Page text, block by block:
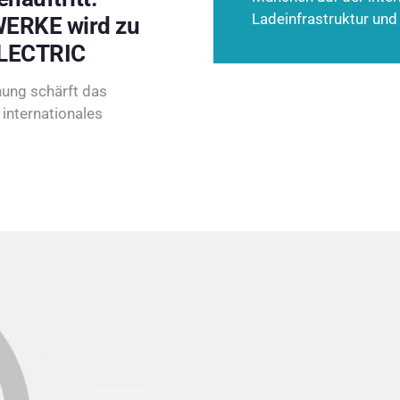
Ladeinfrastruktur
wird zu
schärft das